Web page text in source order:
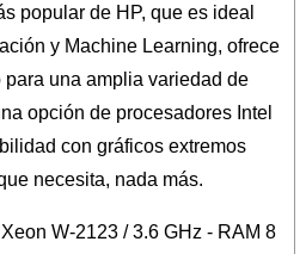
popular de HP, que es ideal
y Machine Learning, ofrece
una amplia variedad de
opción de procesadores Intel
con gráficos extremos
necesita, nada más.
W-2123 / 3.6 GHz - RAM 8